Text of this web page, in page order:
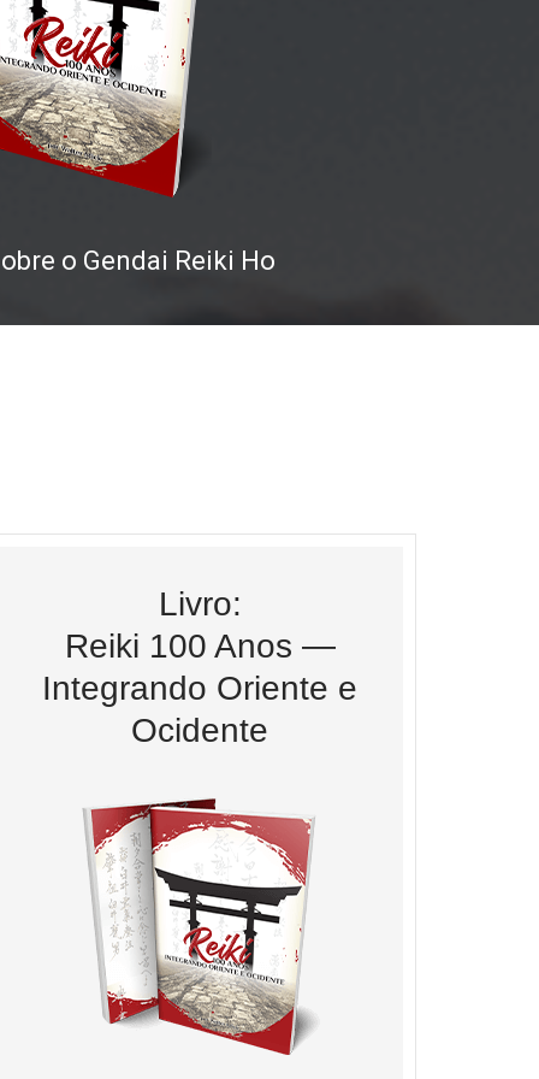
o Gendai Reiki Ho
Livro:
Reiki 100 Anos —
Integrando Oriente e
Ocidente